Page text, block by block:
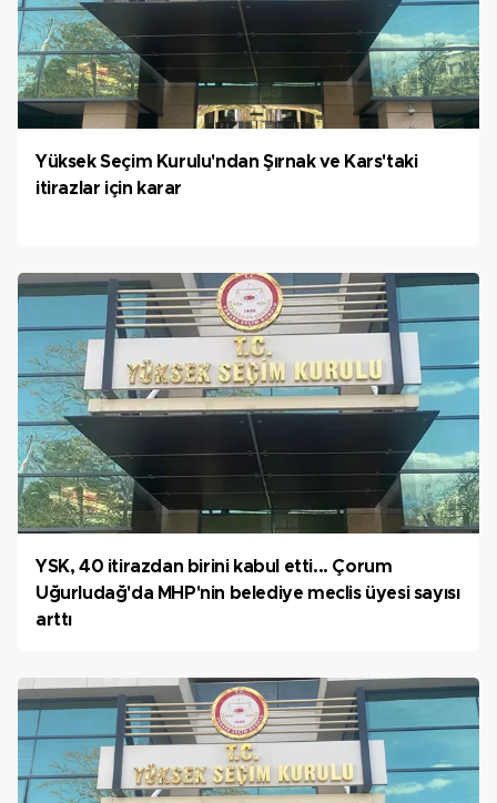
Yüksek Seçim Kurulu'ndan Şırnak ve Kars'taki
itirazlar için karar
YSK, 40 itirazdan birini kabul etti... Çorum
Uğurludağ'da MHP'nin belediye meclis üyesi sayısı
arttı